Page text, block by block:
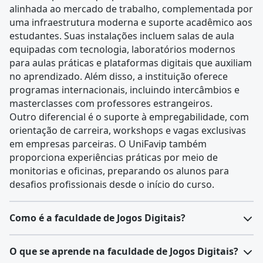
alinhada ao mercado de trabalho, complementada por
uma infraestrutura moderna e suporte acadêmico aos
estudantes. Suas instalações incluem salas de aula
equipadas com tecnologia, laboratórios modernos
para aulas práticas e plataformas digitais que auxiliam
no aprendizado. Além disso, a instituição oferece
programas internacionais, incluindo intercâmbios e
masterclasses com professores estrangeiros.
Outro diferencial é o suporte à empregabilidade, com
orientação de carreira, workshops e vagas exclusivas
em empresas parceiras. O UniFavip também
proporciona experiências práticas por meio de
monitorias e oficinas, preparando os alunos para
desafios profissionais desde o início do curso.
Como é a faculdade de Jogos Digitais?
O curso de Jogos Digitais prepara especialistas para
O que se aprende na faculdade de Jogos Digitais?